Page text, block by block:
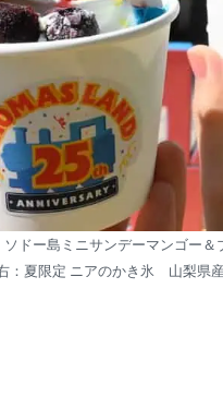
ソドー島ミニサンデーマンゴー
：夏限定 ニアのかき氷 山梨県